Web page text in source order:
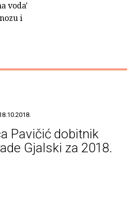
voda'
i
Pavičić dobitnik
Gjalski za 2018.